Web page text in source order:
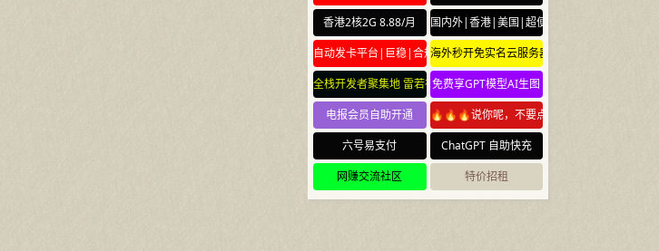
香港2核2G 8.88/月
国内外|香港|美国|超便宜云服务器
自动发卡平台|巨稳|合规海外秒开免实名云服务器
全栈开发者聚集地 雷若社区 leiruo.com
免费享GPT模型AI生图
电报会员自助开通
🔥🔥🔥说你呢，不要点🔥🔥🔥
六号易支付
ChatGPT 自助快充
网赚交流社区
特价招租